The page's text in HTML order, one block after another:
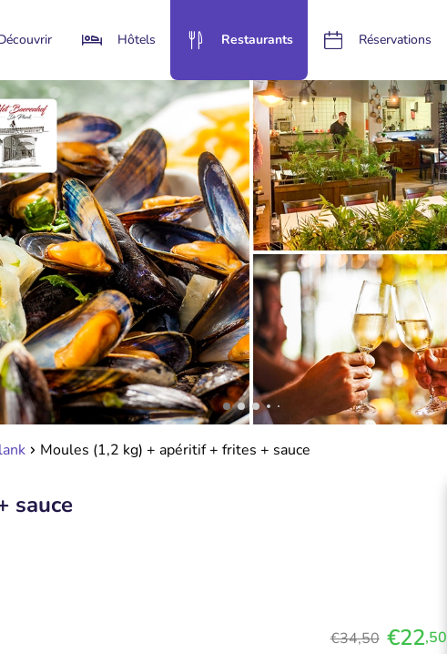
Hôtels Restaurants Réservations
Moules (1,2 kg) + apéritif + frites + sauce
sauce
€34,50 €22,50